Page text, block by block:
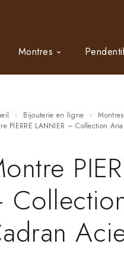
Montres
Bijouterie en ligne
Montres
PIERRE LANNIER – Collection